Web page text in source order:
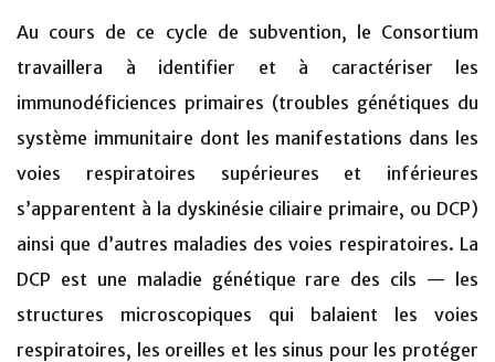
Au cours de ce cycle de subvention, le Consortium
travaillera à identifier et à caractériser les
immunodéficiences primaires (troubles génétiques du
système immunitaire dont les manifestations dans les
voies respiratoires supérieures et inférieures
s’apparentent à la dyskinésie ciliaire primaire, ou DCP)
ainsi que d’autres maladies des voies respiratoires. La
DCP est une maladie génétique rare des cils — les
structures microscopiques qui balaient les voies
respiratoires, les oreilles et les sinus pour les protéger